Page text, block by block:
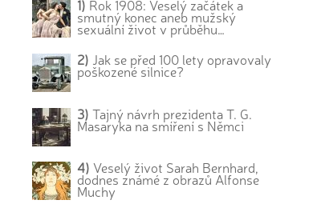
1) Rok 1908: Veselý začátek a
smutný konec aneb mužský
sexuální život v průběhu…
2) Jak se před 100 lety opravovaly
poškozené silnice?
3) Tajný návrh prezidenta T. G.
Masaryka na smíření s Němci
4) Veselý život Sarah Bernhard,
dodnes známé z obrazů Alfonse
Muchy